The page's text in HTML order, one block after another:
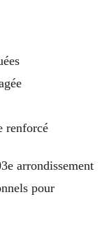
renforcé
arrondissement
pour